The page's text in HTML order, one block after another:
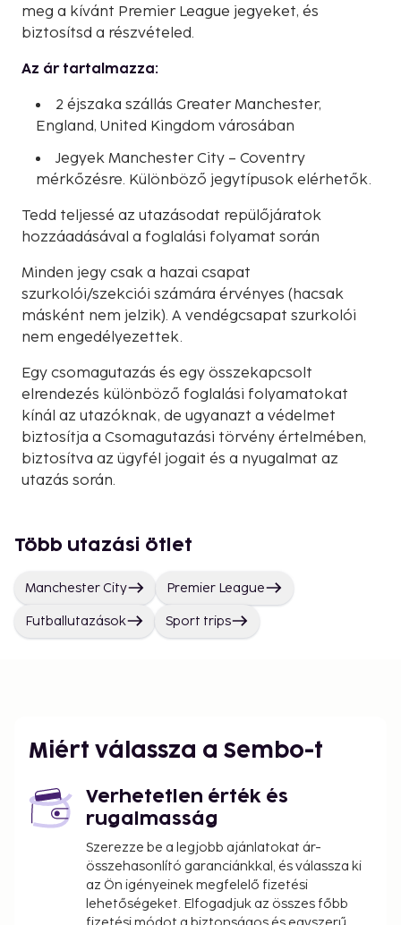
meg a kívánt Premier League jegyeket, és
biztosítsd a részvételed.
Az ár tartalmazza:
2 éjszaka szállás Greater Manchester,
England, United Kingdom városában
Jegyek Manchester City – Coventry
mérkőzésre. Különböző jegytípusok elérhetők.
Tedd teljessé az utazásodat repülőjáratok
hozzáadásával a foglalási folyamat során
Minden jegy csak a hazai csapat
szurkolói/szekciói számára érvényes (hacsak
másként nem jelzik). A vendégcsapat szurkolói
nem engedélyezettek.
Egy csomagutazás és egy összekapcsolt
elrendezés különböző foglalási folyamatokat
kínál az utazóknak, de ugyanazt a védelmet
biztosítja a Csomagutazási törvény értelmében,
biztosítva az ügyfél jogait és a nyugalmat az
utazás során.
Több utazási ötlet
Manchester City Premier League
Futballutazások Sport trips
Miért válassza a Sembo-t
Verhetetlen érték és
rugalmasság
Szerezze be a legjobb ajánlatokat ár-
összehasonlító garanciánkkal, és válassza ki
az Ön igényeinek megfelelő fizetési
lehetőségeket. Elfogadjuk az összes főbb